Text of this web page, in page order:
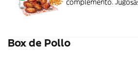
complemento.
Box de Pollo